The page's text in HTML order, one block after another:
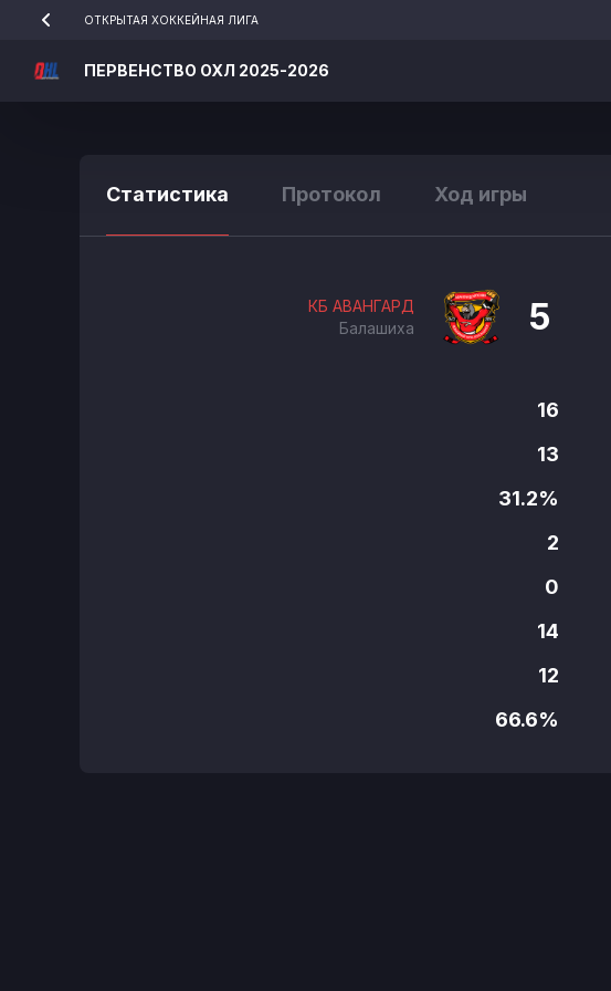
ОТКРЫТАЯ ХОККЕЙНАЯ ЛИГА
ПЕРВЕНСТВО ОХЛ 2025-2026
Статистика Протокол Ход игры
КБ АВАНГАРД
Балашиха
5
16
13
31.2%
2
0
14
12
66.6%